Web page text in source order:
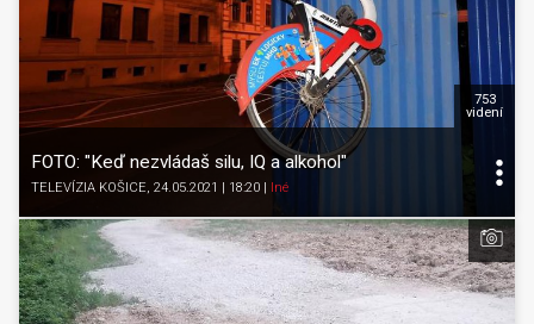
FOTO: "Keď nezvládaš silu, IQ a alkohol"
TELEVÍZIA KOŠICE, 24.05.2021 | 18:20 | Iné
753
videní